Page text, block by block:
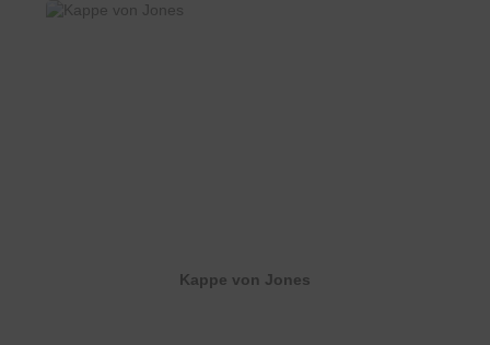
Kappe von Jones